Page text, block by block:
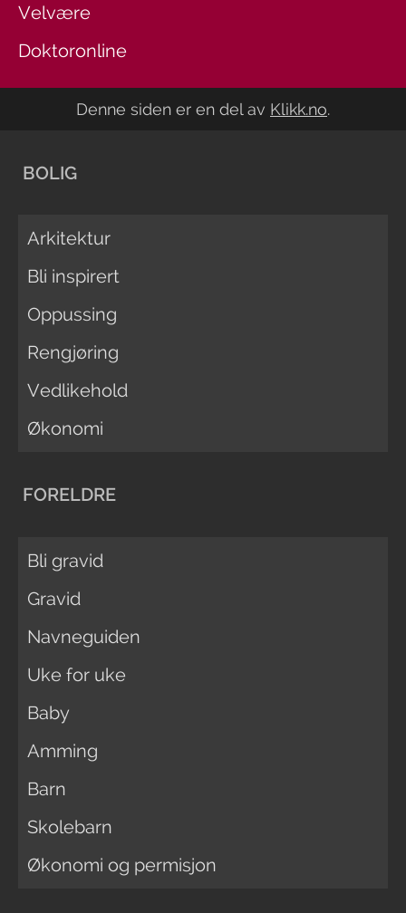
Velvære
Doktoronline
Denne siden er en del av Klikk.no.
BOLIG
Arkitektur
Bli inspirert
Oppussing
Rengjøring
Vedlikehold
Økonomi
FORELDRE
Bli gravid
Gravid
Navneguiden
Uke for uke
Baby
Amming
Barn
Skolebarn
Økonomi og permisjon